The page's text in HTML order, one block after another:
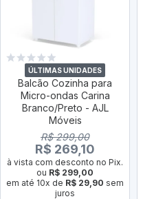
ÚLTIMAS UNIDADES
Balcão Cozinha para
Micro-ondas Carina
Branco/Preto - AJL
Móveis
R$ 299,00
R$ 269,10
à vista com desconto no Pix.
ou R$ 299,00
em até 10x de R$ 29,90 sem
juros